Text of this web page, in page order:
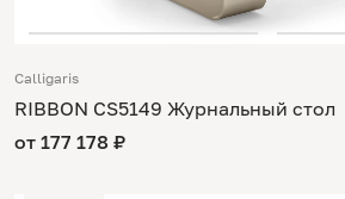
Calligaris
RIBBON CS5149 Журнальный стол
от 177 178 ₽